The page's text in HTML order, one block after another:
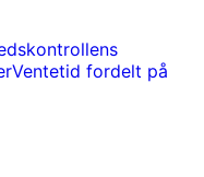
Ventetid fordelt på